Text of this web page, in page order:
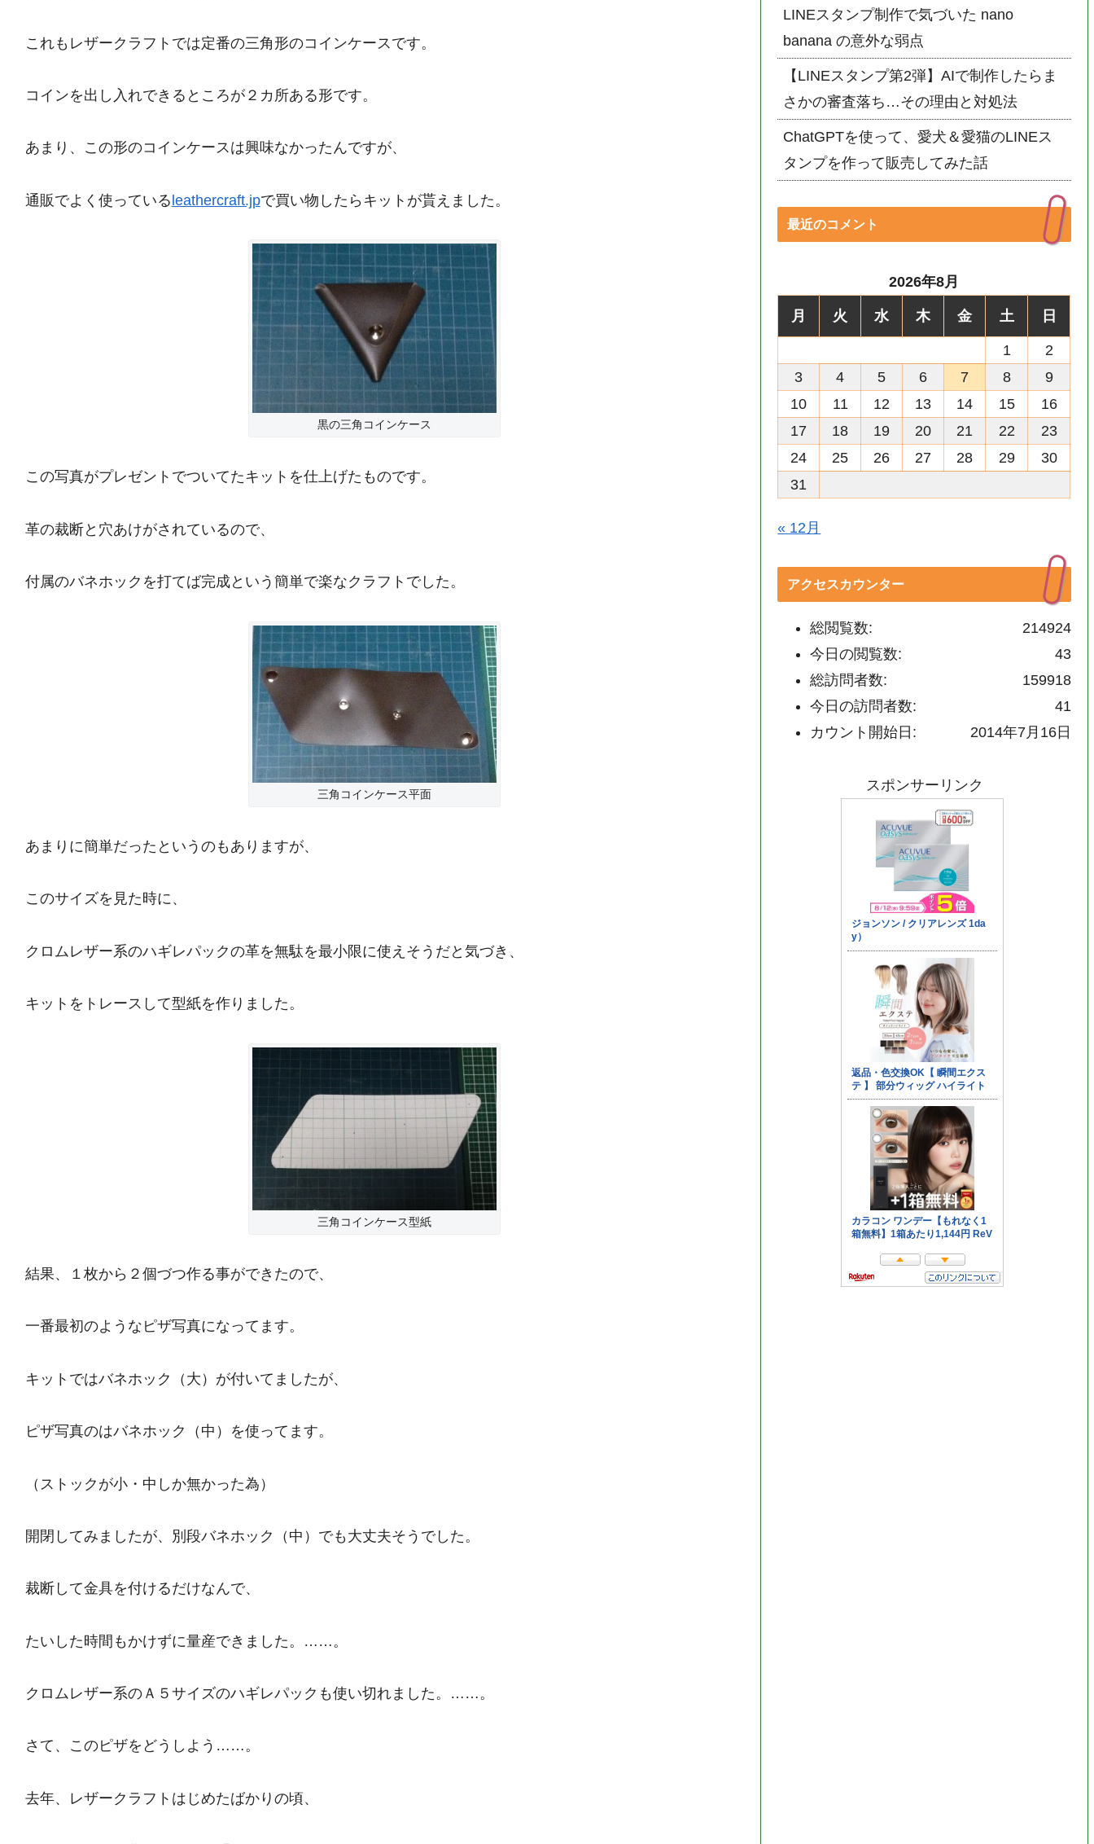
これもレザークラフトでは定番の三角形のコインケースです。
コインを出し入れできるところが２カ所ある形です。
あまり、この形のコインケースは興味なかったんですが、
通販でよく使っているleathercraft.jpで買い物したらキットが貰えました。
黒の三角コインケース
この写真がプレゼントでついてたキットを仕上げたものです。
革の裁断と穴あけがされているので、
付属のバネホックを打てば完成という簡単で楽なクラフトでした。
三角コインケース平面
あまりに簡単だったというのもありますが、
このサイズを見た時に、
クロムレザー系のハギレパックの革を無駄を最小限に使えそうだと気づき、
キットをトレースして型紙を作りました。
三角コインケース型紙
結果、１枚から２個づつ作る事ができたので、
一番最初のようなピザ写真になってます。
キットではバネホック（大）が付いてましたが、
ピザ写真のはバネホック（中）を使ってます。
（ストックが小・中しか無かった為）
開閉してみましたが、別段バネホック（中）でも大丈夫そうでした。
裁断して金具を付けるだけなんで、
たいした時間もかけずに量産できました。……。
クロムレザー系のＡ５サイズのハギレパックも使い切れました。……。
さて、このピザをどうしよう……。
去年、レザークラフトはじめたばかりの頃、
LINEスタンプ制作で気づいた nano
banana の意外な弱点
【LINEスタンプ第2弾】AIで制作したらま
さかの審査落ち…その理由と対処法
ChatGPTを使って、愛犬＆愛猫のLINEス
タンプを作って販売してみた話
最近のコメント
2026年8月
月 火 水 木 金 土 日
1
2
3
4 5 6 7 8
9
10
11 12 13 14 15
16
17
18 19 20 21 22
23
24
25 26 27 28 29
30
31
« 12月
アクセスカウンター
214924
総閲覧数:
43
今日の閲覧数:
159918
総訪問者数:
41
今日の訪問者数:
2014年7月16日
カウント開始日:
スポンサーリンク